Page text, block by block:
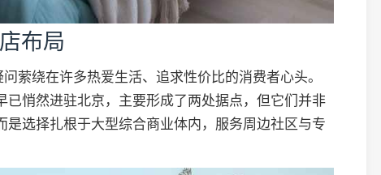
布局
萦绕在许多热爱生活、追求性价比的消费者心头。
悄然进驻北京，主要形成了两处据点，但它们并非
选择扎根于大型综合商业体内，服务周边社区与专